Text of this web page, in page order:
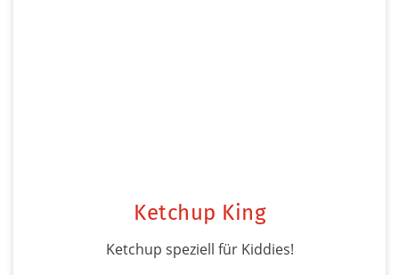
Ketchup King
Ketchup speziell für Kiddies!